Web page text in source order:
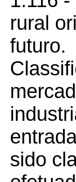
rural
futuro.
sido